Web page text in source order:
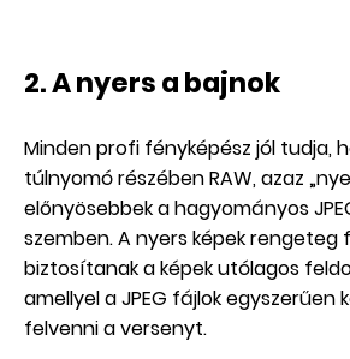
2. A nyers a bajnok
Minden profi fényképész jól tudja,
túlnyomó részében RAW, azaz
előnyösebbek a hagyományos
szemben. A nyers képek rengeteg
biztosítanak a képek utólagos
amellyel a JPEG fájlok egyszerűen
felvenni a versenyt.